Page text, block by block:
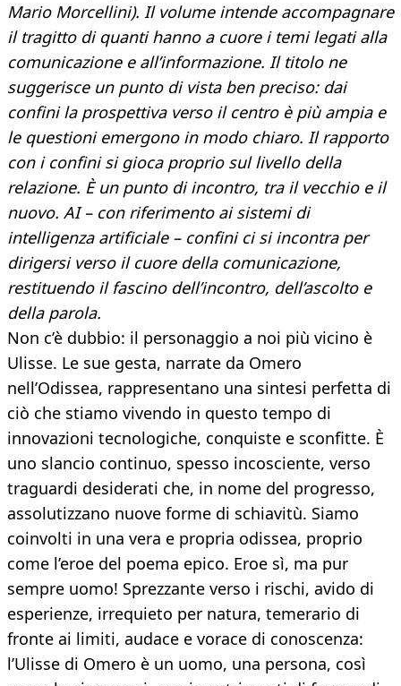
Mario Morcellini). Il volume intende accompagnare
il tragitto di quanti hanno a cuore i temi legati alla
comunicazione e all’informazione. Il titolo ne
suggerisce un punto di vista ben preciso: dai
confini la prospettiva verso il centro è più ampia e
le questioni emergono in modo chiaro. Il rapporto
con i confini si gioca proprio sul livello della
relazione. È un punto di incontro, tra il vecchio e il
nuovo. AI – con riferimento ai sistemi di
intelligenza artificiale – confini ci si incontra per
dirigersi verso il cuore della comunicazione,
restituendo il fascino dell’incontro, dell’ascolto e
della parola.
Non c’è dubbio: il personaggio a noi più vicino è
Ulisse. Le sue gesta, narrate da Omero
nell’Odissea, rappresentano una sintesi perfetta di
ciò che stiamo vivendo in questo tempo di
innovazioni tecnologiche, conquiste e sconfitte. È
uno slancio continuo, spesso incosciente, verso
traguardi desiderati che, in nome del progresso,
assolutizzano nuove forme di schiavitù. Siamo
coinvolti in una vera e propria odissea, proprio
come l’eroe del poema epico. Eroe sì, ma pur
sempre uomo! Sprezzante verso i rischi, avido di
esperienze, irrequieto per natura, temerario di
fronte ai limiti, audace e vorace di conoscenza:
l’Ulisse di Omero è un uomo, una persona, così